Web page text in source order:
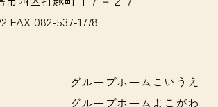
FAX 082-537-1778
グループホームこいうえ
グループホームよこがわ